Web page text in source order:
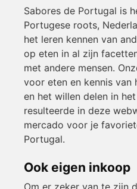
Sabores de Portugal is
Portugese roots,
het leren kennen van
op eten in al zijn
met andere mensen.
voor eten en kennis van
en het willen delen in
resulteerde in deze
mercado voor je
Portugal.
Ook eigen inkoop